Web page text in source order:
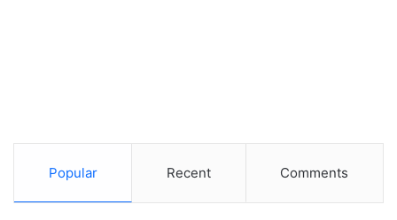
Popular Recent Comments